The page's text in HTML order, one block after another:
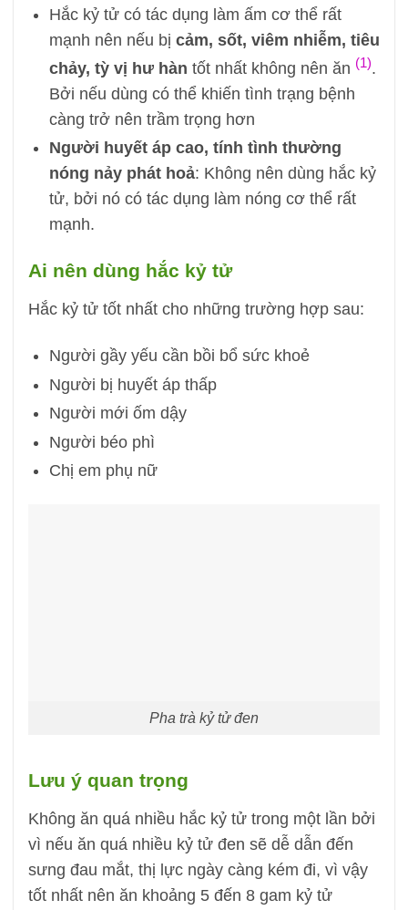
Hắc kỷ tử có tác dụng làm ấm cơ thể rất
mạnh nên nếu bị cảm, sốt, viêm nhiễm, tiêu
chảy, tỳ vị hư hàn tốt nhất không nên ăn (1).
Bởi nếu dùng có thể khiến tình trạng bệnh
càng trở nên trầm trọng hơn
Người huyết áp cao, tính tình thường
nóng nảy phát hoả: Không nên dùng hắc kỷ
tử, bởi nó có tác dụng làm nóng cơ thể rất
mạnh.
Ai nên dùng hắc kỷ tử
Hắc kỷ tử tốt nhất cho những trường hợp sau:
Người gầy yếu cần bồi bổ sức khoẻ
Người bị huyết áp thấp
Người mới ốm dậy
Người béo phì
Chị em phụ nữ
Pha trà kỷ tử đen
Lưu ý quan trọng
Không ăn quá nhiều hắc kỷ tử trong một lần bởi
vì nếu ăn quá nhiều kỷ tử đen sẽ dễ dẫn đến
sưng đau mắt, thị lực ngày càng kém đi, vì vậy
tốt nhất nên ăn khoảng 5 đến 8 gam kỷ tử